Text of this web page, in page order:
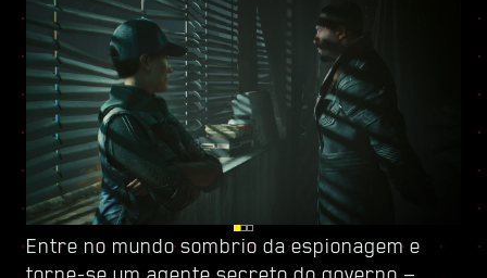
Entre no mundo sombrio da espionagem e
torne-se um agente secreto do governo —
Fique de olhos abertos em Dogtown, ruínas de
uma cidade dentro da cidade, governada por
Fortaleça-se com
uma nova árvore de habilidades e crie um